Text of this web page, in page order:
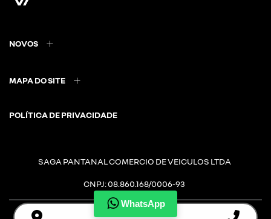
WhatsApp
NOVOS
MAPA DO SITE
POLÍTICA DE PRIVACIDADE
SAGA PANTANAL COMERCIO DE VEICULOS LTDA
CNPJ: 08.860.168/0006-93